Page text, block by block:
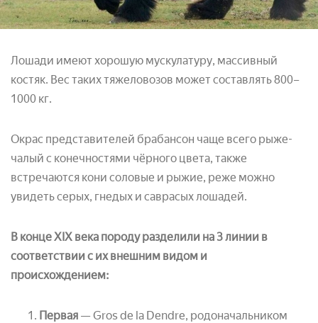
Лошади имеют хорошую мускулатуру, массивный
костяк. Вес таких тяжеловозов может составлять 800–
1000 кг.
Окрас представителей брабансон чаще всего рыже-
чалый с конечностями чёрного цвета, также
встречаются кони соловые и рыжие, реже можно
увидеть серых, гнедых и саврасых лошадей.
В конце XIX века породу разделили на 3 линии в
соответствии с их внешним видом и
происхождением:
Первая — Gros de la Dendre, родоначальником